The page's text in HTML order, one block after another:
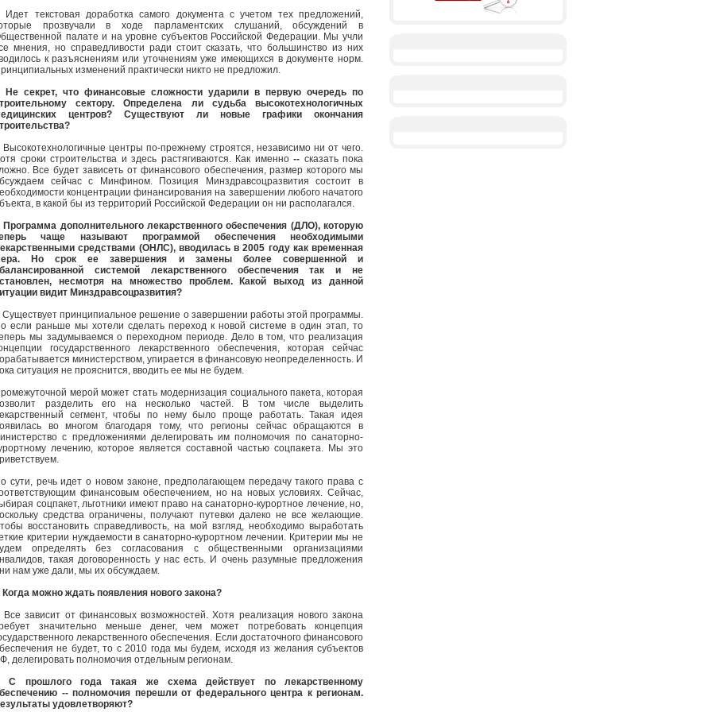
Идет текстовая доработка самого документа с учетом тех предложений,
прозвучали в ходе парламентских слушаний, обсуждений в
палате и на уровне субъектов Российской Федерации. Мы учли
мнения, но справедливости ради стоит сказать, что большинство из них
к разъяснениям или уточнениям уже имеющихся в документе норм.
изменений практически никто не предложил.
Не секрет, что финансовые сложности ударили в первую очередь по
сектору. Определена ли судьба высокотехнологичных
центров? Существуют ли новые графики окончания
Высокотехнологичные центры по-прежнему строятся, независимо ни от чего.
сроки строительства и здесь растягиваются. Как именно -- сказать пока
Все будет зависеть от финансового обеспечения, размер которого мы
сейчас с Минфином. Позиция Минздравсоцразвития состоит в
концентрации финансирования на завершении любого начатого
в какой бы из территорий Российской Федерации он ни располагался.
Программа дополнительного лекарственного обеспечения (ДЛО), которую
чаще называют программой обеспечения необходимыми
средствами (ОНЛС), вводилась в 2005 году как временная
Но срок ее завершения и замены более совершенной и
системой лекарственного обеспечения так и не
несмотря на множество проблем. Какой выход из данной
видит Минздравсоцразвития?
Существует принципиальное решение о завершении работы этой программы.
если раньше мы хотели сделать переход к новой системе в один этап, то
мы задумываемся о переходном периоде. Дело в том, что реализация
государственного лекарственного обеспечения, которая сейчас
министерством, упирается в финансовую неопределенность. И
ситуация не прояснится, вводить ее мы не будем.
мерой может стать модернизация социального пакета, которая
разделить его на несколько частей. В том числе выделить
сегмент, чтобы по нему было проще работать. Такая идея
во многом благодаря тому, что регионы сейчас обращаются в
с предложениями делегировать им полномочия по санаторно-
лечению, которое является составной частью соцпакета. Мы это
сути, речь идет о новом законе, предполагающем передачу такого права с
финансовым обеспечением, но на новых условиях. Сейчас,
соцпакет, льготники имеют право на санаторно-курортное лечение, но,
средства ограничены, получают путевки далеко не все желающие.
восстановить справедливость, на мой взгляд, необходимо выработать
критерии нуждаемости в санаторно-курортном лечении. Критерии мы не
определять без согласования с общественными организациями
такая договоренность у нас есть. И очень разумные предложения
нам уже дали, мы их обсуждаем.
Когда можно ждать появления нового закона?
Все зависит от финансовых возможностей. Хотя реализация нового закона
значительно меньше денег, чем может потребовать концепция
лекарственного обеспечения. Если достаточного финансового
не будет, то с 2010 года мы будем, исходя из желания субъектов
делегировать полномочия отдельным регионам.
С прошлого года такая же схема действует по лекарственному
-- полномочия перешли от федерального центра к регионам.
удовлетворяют?